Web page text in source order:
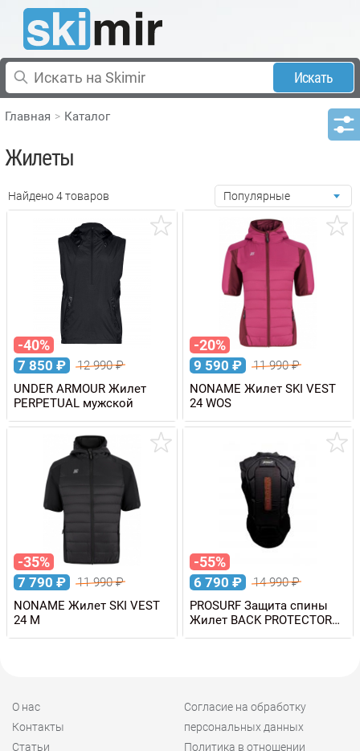
Искать
Главная Каталог
Жилеты
Найдено 4 товаров Популярные
-40%
7 850 ₽ 12 990₽
UNDER ARMOUR Жилет
PERPETUAL мужской
-20%
9 590 ₽ 11 990₽
NONAME Жилет SKI VEST
24 WOS
-35%
7 790 ₽ 11 990₽
NONAME Жилет SKI VEST
24 M
-55%
6 790 ₽ 14 990₽
PROSURF Защита спины
Жилет BACK PROTECTOR
VEST D30 для горных лыж
О нас
Контакты
Статьи
Согласие на обработку
персональных данных
Политика в отношении